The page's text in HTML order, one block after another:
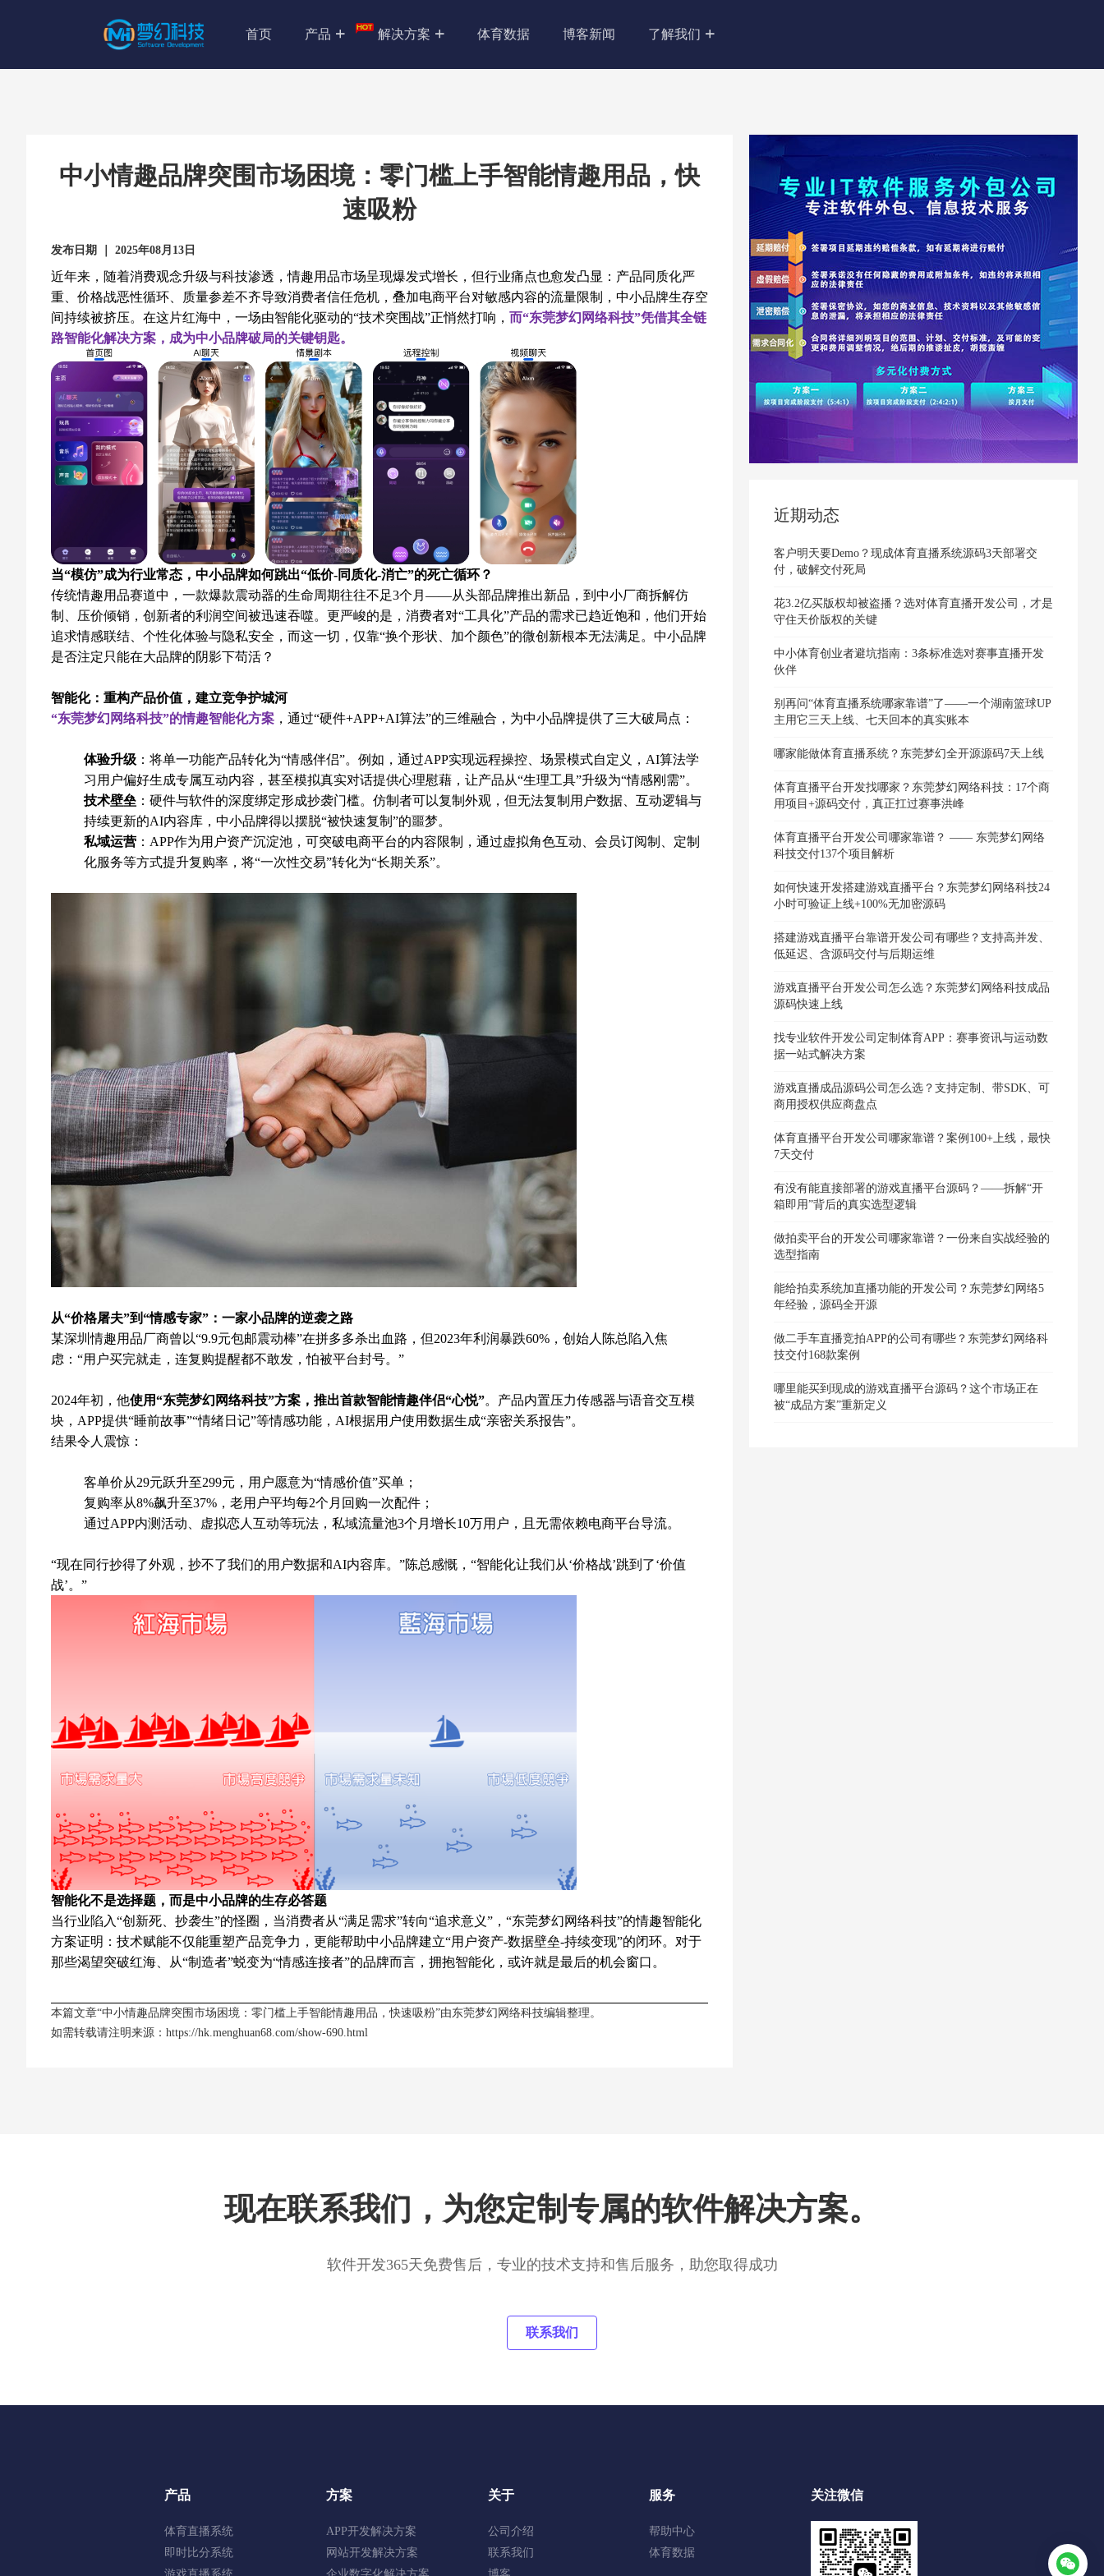
首页 产品 解决方案 体育数据 博客新闻 了解我们
中小情趣品牌突围市场困境：零门槛上手智能情趣用品，快
速吸粉
发布日期 ｜ 2025年08月13日
近年来，随着消费观念升级与科技渗透，情趣用品市场呈现爆发式增长，但行业痛点也愈发凸显：产品同质化严
重、价格战恶性循环、质量参差不齐导致消费者信任危机，叠加电商平台对敏感内容的流量限制，中小品牌生存空
间持续被挤压。在这片红海中，一场由智能化驱动的“技术突围战”正悄然打响， 而“东莞梦幻网络科技”凭借其全链
路智能化解决方案，成为中小品牌破局的关键钥匙。
当“模仿”成为行业常态，中小品牌如何跳出“低价-同质化-消亡”的死亡循环？
传统情趣用品赛道中，一款爆款震动器的生命周期往往不足3个月——从头部品牌推出新品，到中小厂商拆解仿
制、压价倾销，创新者的利润空间被迅速吞噬。更严峻的是，消费者对“工具化”产品的需求已趋近饱和，他们开始
追求情感联结、个性化体验与隐私安全，而这一切，仅靠“换个形状、加个颜色”的微创新根本无法满足。中小品牌
是否注定只能在大品牌的阴影下苟活？
智能化：重构产品价值，建立竞争护城河
“东莞梦幻网络科技”的情趣智能化方案 ，通过“硬件+APP+AI算法”的三维融合，为中小品牌提供了三大破局点：
体验升级 ：将单一功能产品转化为“情感伴侣”。例如，通过APP实现远程操控、场景模式自定义，AI算法学
习用户偏好生成专属互动内容，甚至模拟真实对话提供心理慰藉，让产品从“生理工具”升级为“情感刚需”。
技术壁垒 ：硬件与软件的深度绑定形成抄袭门槛。仿制者可以复制外观，但无法复制用户数据、互动逻辑与
持续更新的AI内容库，中小品牌得以摆脱“被快速复制”的噩梦。
私域运营 ：APP作为用户资产沉淀池，可突破电商平台的内容限制，通过虚拟角色互动、会员订阅制、定制
化服务等方式提升复购率，将“一次性交易”转化为“长期关系”。
从“价格屠夫”到“情感专家”：一家小品牌的逆袭之路
某深圳情趣用品厂商曾以“9.9元包邮震动棒”在拼多多杀出血路，但2023年利润暴跌60%，创始人陈总陷入焦
虑：“用户买完就走，连复购提醒都不敢发，怕被平台封号。”
2024年初，他使用“东莞梦幻网络科技”方案，推出首款智能情趣伴侣“心悦”。产品内置压力传感器与语音交互模
块，APP提供“睡前故事”“情绪日记”等情感功能，AI根据用户使用数据生成“亲密关系报告”。
结果令人震惊：
客单价从29元跃升至299元，用户愿意为“情感价值”买单；
复购率从8%飙升至37%，老用户平均每2个月回购一次配件；
通过APP内测活动、虚拟恋人互动等玩法，私域流量池3个月增长10万用户，且无需依赖电商平台导流。
“现在同行抄得了外观，抄不了我们的用户数据和AI内容库。”陈总感慨，“智能化让我们从‘价格战’跳到了‘价值
战’。”
智能化不是选择题，而是中小品牌的生存必答题
当行业陷入“创新死、抄袭生”的怪圈，当消费者从“满足需求”转向“追求意义”，“东莞梦幻网络科技”的情趣智能化
方案证明：技术赋能不仅能重塑产品竞争力，更能帮助中小品牌建立“用户资产-数据壁垒-持续变现”的闭环。对于
那些渴望突破红海、从“制造者”蜕变为“情感连接者”的品牌而言，拥抱智能化，或许就是最后的机会窗口。
本篇文章“中小情趣品牌突围市场困境：零门槛上手智能情趣用品，快速吸粉”由东莞梦幻网络科技编辑整理。
如需转载请注明来源： https://hk.menghuan68.com/show-690.html
近期动态
客户明天要Demo？现成体育直播系统源码3天部署交
付，破解交付死局
花3.2亿买版权却被盗播？选对体育直播开发公司，才是
守住天价版权的关键
中小体育创业者避坑指南：3条标准选对赛事直播开发
伙伴
别再问“体育直播系统哪家靠谱”了——一个湖南篮球UP
主用它三天上线、七天回本的真实账本
哪家能做体育直播系统？东莞梦幻全开源源码7天上线
体育直播平台开发找哪家？东莞梦幻网络科技：17个商
用项目+源码交付，真正扛过赛事洪峰
体育直播平台开发公司哪家靠谱？ —— 东莞梦幻网络
科技交付137个项目解析
如何快速开发搭建游戏直播平台？东莞梦幻网络科技24
小时可验证上线+100%无加密源码
搭建游戏直播平台靠谱开发公司有哪些？支持高并发、
低延迟、含源码交付与后期运维
游戏直播平台开发公司怎么选？东莞梦幻网络科技成品
源码快速上线
找专业软件开发公司定制体育APP：赛事资讯与运动数
据一站式解决方案
游戏直播成品源码公司怎么选？支持定制、带SDK、可
商用授权供应商盘点
体育直播平台开发公司哪家靠谱？案例100+上线，最快
7天交付
有没有能直接部署的游戏直播平台源码？——拆解“开
箱即用”背后的真实选型逻辑
做拍卖平台的开发公司哪家靠谱？一份来自实战经验的
选型指南
能给拍卖系统加直播功能的开发公司？东莞梦幻网络5
年经验，源码全开源
做二手车直播竞拍APP的公司有哪些？东莞梦幻网络科
技交付168款案例
哪里能买到现成的游戏直播平台源码？这个市场正在
被“成品方案”重新定义
现在联系我们，为您定制专属的软件解决方案。
软件开发365天免费售后，专业的技术支持和售后服务，助您取得成功
联系我们
产品
体育直播系统
即时比分系统
方案
APP开发解决方案
网站开发解决方案
关于
公司介绍
联系我们
服务
帮助中心
体育数据
关注微信